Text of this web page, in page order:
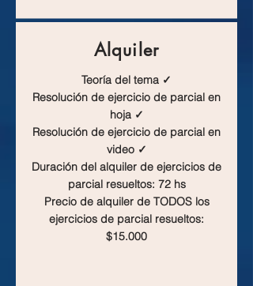
Alquiler
Teoría del tema ✓
Resolución de ejercicio de parcial en
hoja ✓
Resolución de ejercicio de parcial en
video ✓
Duración del alquiler de ejercicios de
parcial resueltos: 72 hs
Precio de alquiler de TODOS los
ejercicios de parcial resueltos:
$15.000